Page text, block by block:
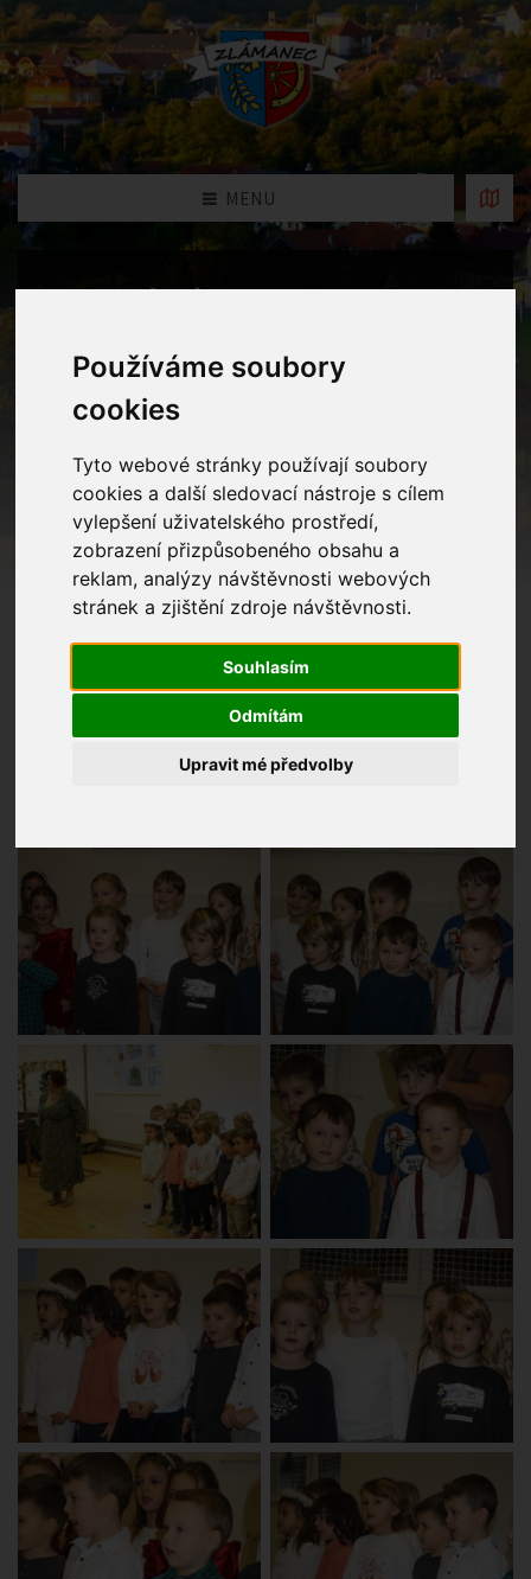
Používáme soubory
cookies
Tyto webové stránky používají soubory
cookies a další sledovací nástroje s cílem
vylepšení uživatelského prostředí,
zobrazení přizpůsobeného obsahu a
reklam, analýzy návštěvnosti webových
stránek a zjištění zdroje návštěvnosti.
Souhlasím
Odmítám
Upravit mé předvolby
MENU
Fotogalerie
Home Fotogalerie
Všichni jsme se sešli, vánoce už přišly.
Celá naše rodina, to je šťastná hodina.